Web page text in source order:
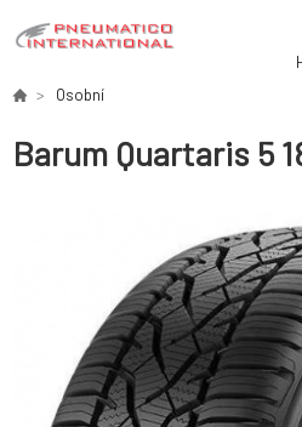
Osobní
Barum Quartaris 5